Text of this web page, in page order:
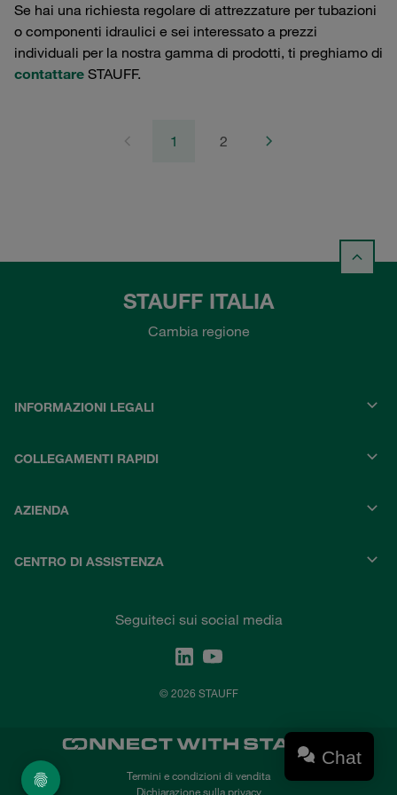
Se hai una richiesta regolare di attrezzature per tubazioni
o componenti idraulici e sei interessato a prezzi
individuali per la nostra gamma di prodotti, ti preghiamo di
contattare STAUFF.
1 2
STAUFF ITALIA
Cambia regione
INFORMAZIONI LEGALI
COLLEGAMENTI RAPIDI
AZIENDA
CENTRO DI ASSISTENZA
Seguiteci sui social media
© 2026 STAUFF
Termini e condizioni di vendita
Dichiarazione sulla privacy
Chat